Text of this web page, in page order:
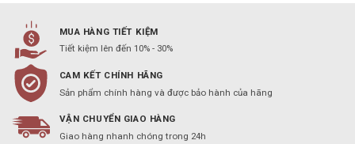
MUA HÀNG TIẾT KIỆM
Tiết kiệm lên đến 10% - 30%
CAM KẾT CHÍNH HÃNG
Sản phẩm chính hàng và được bảo hành của hãng
VẬN CHUYỂN GIAO HÀNG
Giao hàng nhanh chóng trong 24h